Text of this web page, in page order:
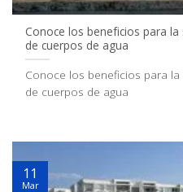
Conoce los beneficios para
de cuerpos de agua
Conoce los beneficios para
de cuerpos de agua
11
Mar